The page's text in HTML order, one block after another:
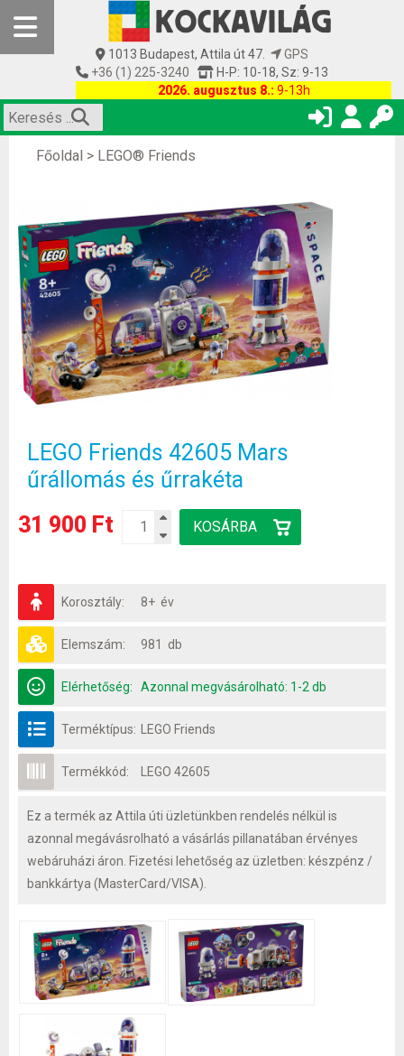
1013 Budapest, Attila út 47.
GPS
+36 (1) 225-3240
H-P: 10-18, Sz: 9-13
2026. augusztus 8.: 9-13h
Főoldal > LEGO® Friends
LEGO Friends 42605 Mars
űrállomás és űrrakéta
31 900 Ft
Korosztály: 8+ év
Elemszám: 981 db
Elérhetőség: Azonnal megvásárolható: 1-2 db
Terméktípus: LEGO Friends
Termékkód: LEGO 42605
Ez a termék az Attila úti üzletünkben rendelés nélkül is
azonnal megávásrolható a vásárlás pillanatában érvényes
webáruházi áron. Fizetési lehetőség az üzletben: készpénz /
bankkártya (MasterCard/VISA).